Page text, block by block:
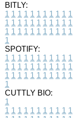
BITLY:
1 1 1 1 1 1 1 1 1 1 1
1 1 1 1 1 1 1 1 1 1 1
1 1 1 1 1 1 1 1 1 1 1
1
SPOTIFY:
1 1 1 1 1 1 1 1 1 1 1
1 1 1 1 1 1 1 1 1 1 1
1 1 1 1 1 1 1 1 1 1 1
1
CUTTLY BIO:
1
1 1 1 1 1 1 1 1 1 1 1